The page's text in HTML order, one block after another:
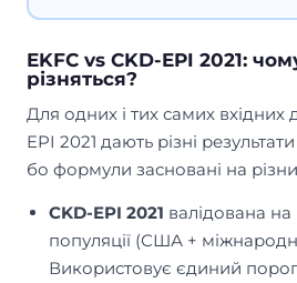
EKFC vs CKD-EPI 2021:
різняться?
Для одних і тих самих вхідних
EPI 2021 дають різні
бо формули засновані на
CKD-EPI 2021 валідована на
популяції (США +
Використовує єдиний